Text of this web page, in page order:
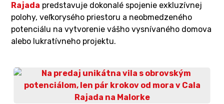
Rajada predstavuje dokonalé spojenie exkluzívnej
polohy, veľkorysého priestoru a neobmedzeného
potenciálu na vytvorenie vášho vysnívaného domova
alebo lukratívneho projektu.